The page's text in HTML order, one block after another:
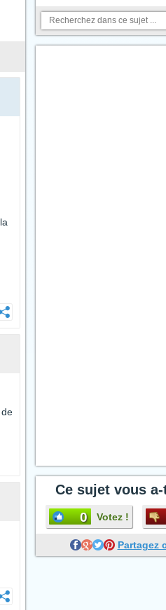
Ce sujet vous
0 Votez !
Partagez